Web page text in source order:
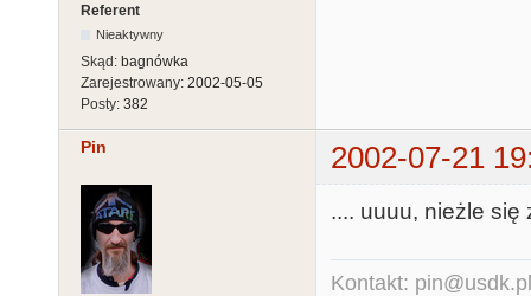
Referent
Nieaktywny
Skąd: bagnówka
Zarejestrowany: 2002-05-05
Posty: 382
Pin 2002-07-21
.... uuuu, nieżle się
Kontakt: pin@usdk.pl